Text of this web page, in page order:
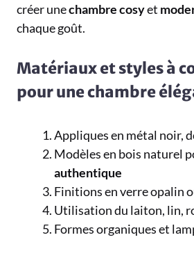
créer unechambrecosyet
chaque goût.
Matériaux et styles à
pour une chambre
Appliques en métal noir,
Modèles en bois naturel
authentique
Finitions en verre opalin
Utilisation du laiton, lin,
Formes organiques et